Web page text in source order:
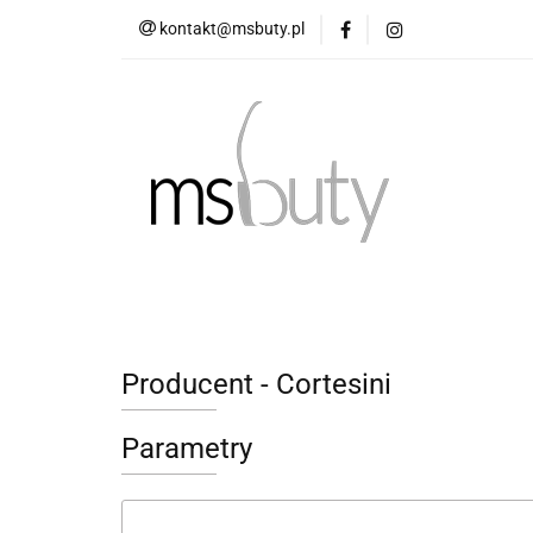
kontakt@msbuty.pl
OBUWIE DAMSKIE
Producent - Cortesini
Parametry